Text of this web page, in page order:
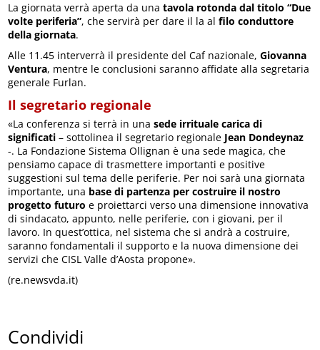
La giornata verrà aperta da unatavola rotonda dal titolo “Due
volte periferia”, che servirà per dare il la alfilo conduttore
della giornata.
Alle 11.45 interverrà il presidente del Caf nazionale,Giovanna
Ventura, mentre le conclusioni saranno affidate alla segretaria
generale Furlan.
Il segretario regionale
«La conferenza si terrà in unasede irrituale carica di
significati – sottolinea il segretario regionale Jean Dondeynaz
-. La Fondazione Sistema Ollignan è una sede magica, che
pensiamo capace di trasmettere importanti e positive
suggestioni sul tema delle periferie. Per noi sarà una giornata
importante, una base di partenza per costruire il nostro
progetto futuro e proiettarci verso una dimensione innovativa
di sindacato, appunto, nelle periferie, con i giovani, per il
lavoro. In quest’ottica, nel sistema che si andrà a costruire,
saranno fondamentali il supporto e la nuova dimensione dei
servizi che CISL Valle d’Aosta propone».
(re.newsvda.it)
Condividi